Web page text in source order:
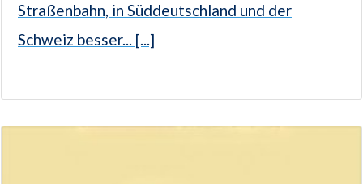
Straßenbahn, in Süddeutschland und der
Schweiz besser... [...]